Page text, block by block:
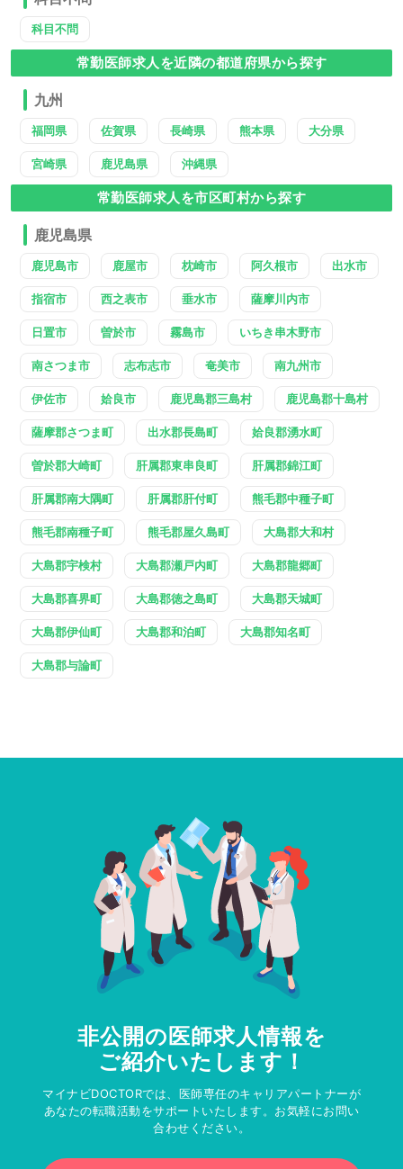
科目不問
常勤医師求人を近隣の都道府県から探す
九州
福岡県 佐賀県 長崎県 熊本県 大分県
宮崎県 鹿児島県 沖縄県
常勤医師求人を市区町村から探す
鹿児島県
鹿児島市 鹿屋市 枕崎市 阿久根市 出水市
指宿市 西之表市 垂水市 薩摩川内市
日置市 曽於市 霧島市 いちき串木野市
南さつま市 志布志市 奄美市 南九州市
伊佐市 姶良市 鹿児島郡三島村 鹿児島郡十島村
薩摩郡さつま町 出水郡長島町 姶良郡湧水町
曽於郡大崎町 肝属郡東串良町 肝属郡錦江町
肝属郡南大隅町 肝属郡肝付町 熊毛郡中種子町
熊毛郡南種子町 熊毛郡屋久島町 大島郡大和村
大島郡宇検村 大島郡瀬戸内町 大島郡龍郷町
大島郡喜界町 大島郡徳之島町 大島郡天城町
大島郡伊仙町 大島郡和泊町 大島郡知名町
大島郡与論町
非公開の医師求人情報を
ご紹介いたします！
マイナビDOCTORでは、医師専任のキャリアパートナーが
あなたの転職活動をサポートいたします。お気軽にお問い
合わせください。